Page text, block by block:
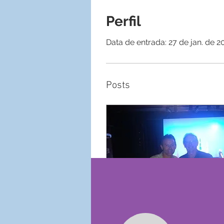
Perfil
Data de entrada: 27 de jan. de
Posts